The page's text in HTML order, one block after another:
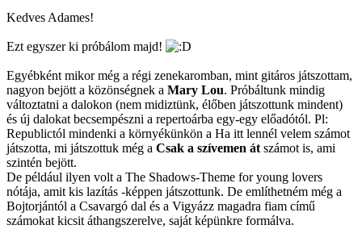
Kedves Adames!
Ezt egyszer ki próbálom majd!
Egyébként mikor még a régi zenekaromban, mint gitáros játszottam,
nagyon bejött a közönségnek a Mary Lou. Próbáltunk mindig
változtatni a dalokon (nem midiztünk, élőben játszottunk mindent)
és új dalokat becsempészni a repertoárba egy-egy előadótól. Pl:
Republictól mindenki a környékünkön a Ha itt lennél velem számot
játszotta, mi játszottuk még a Csak a szívemen át számot is, ami
szintén bejött.
De például ilyen volt a The Shadows-Theme for young lovers
nótája, amit kis lazítás -képpen játszottunk. De említhetném még a
Bojtorjántól a Csavargó dal és a Vigyázz magadra fiam című
számokat kicsit áthangszerelve, saját képünkre formálva.